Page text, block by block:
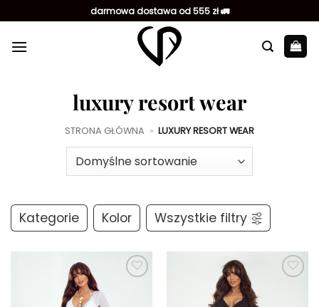
do
zawartości
darmowa dostawa od 555 zł 🚛
luxury resort wear
STRONA GŁÓWNA » LUXURY RESORT WEAR
Kategorie Kolor Wszystkie filtry
ulubionych
ulubionych